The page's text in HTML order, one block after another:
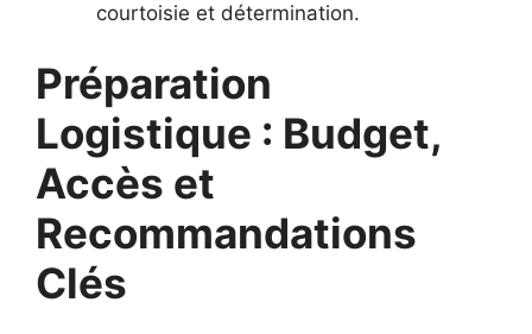
courtoisie et détermination.
Préparation
Logistique : Budget,
Accès et
Recommandations
Clés